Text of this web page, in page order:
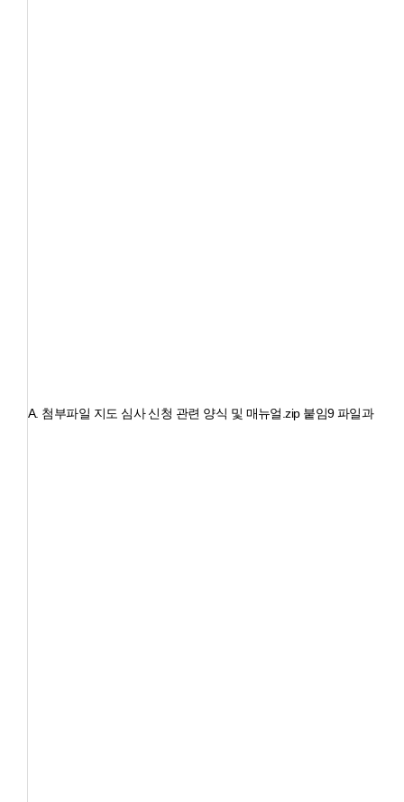
A. 첨부파일 지도 심사 신청 관련 양식 및 매뉴얼.zip 붙임9 파일과 심